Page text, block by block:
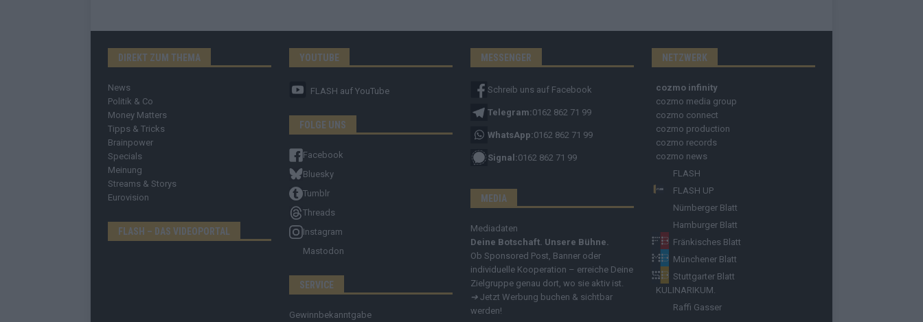
DIREKT ZUM THEMA
News
Politik & Co
Money Matters
Tipps & Tricks
Brainpower
Specials
Meinung
Streams & Storys
Eurovision
FLASH – DAS VIDEOPORTAL
YOUTUBE
FLASH auf YouTube
FOLGE UNS
Facebook
Bluesky
Tumblr
Threads
Instagram
Mastodon
SERVICE
Gewinnbekanntgabe
MESSENGER
Schreib uns auf Facebook
Telegram:0162 862 71 99
WhatsApp:0162 862 71 99
Signal:0162 862 71 99
MEDIA
Mediadaten
Deine Botschaft. Unsere Bühne.
Ob Sponsored Post, Banner oder
individuelle Kooperation – erreiche Deine
Zielgruppe genau dort, wo sie aktiv ist.
➔ Jetzt Werbung buchen & sichtbar
werden!
NETZWERK
cozmo infinity
cozmo media group
cozmo connect
cozmo production
cozmo records
cozmo news
FLASH
FLASH UP
Nürnberger Blatt
Hamburger Blatt
Fränkisches Blatt
Münchener Blatt
Stuttgarter Blatt
KULINARIKUM.
Raffi Gasser